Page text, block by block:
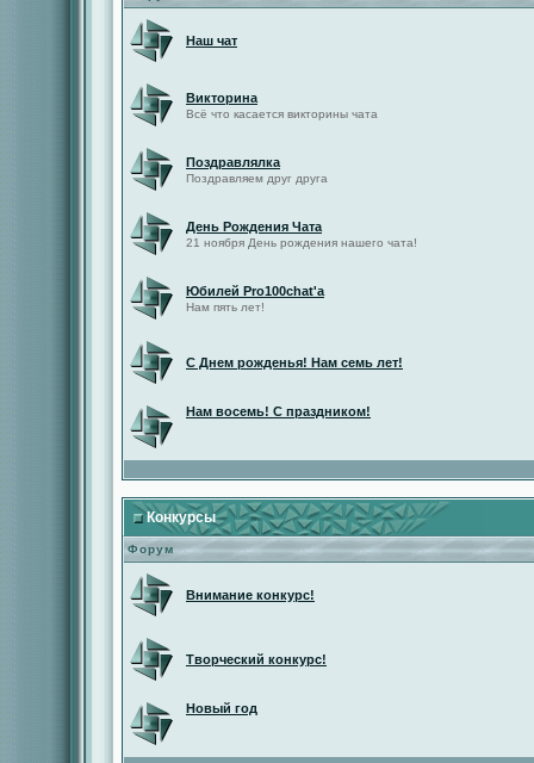
Наш чат
Викторина
Всё что касается викторины чата
Поздравлялка
Поздравляем друг друга
День Рождения Чата
21 ноября День рождения нашего чата!
Юбилей Pro100chat'а
Нам пять лет!
С Днем рожденья! Нам семь лет!
Нам восемь! С праздником!
Конкурсы
Форум
Внимание конкурс!
Творческий конкурс!
Новый год